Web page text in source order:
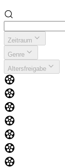
Zeitraum
Genre
Altersfreigabe